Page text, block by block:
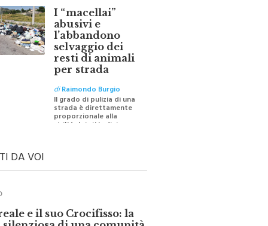
I “macellai”
abusivi e
l’abbandono
selvaggio dei
resti di animali
per strada
diRaimondo Burgio
Il grado di pulizia di una
strada è direttamente
proporzionale alla
civiltà dei cittadini
DA VOI
e il suo Crocifisso: la
di una comunità